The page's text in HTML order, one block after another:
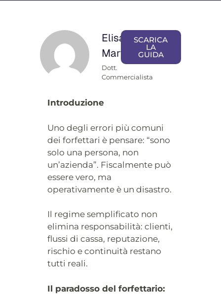
Elisa
Martufi
Dott.
Commercialista
SCARICA
LA
GUIDA
Introduzione
Uno degli errori più comuni
dei forfettari è pensare: “sono
solo una persona, non
un’azienda”. Fiscalmente può
essere vero, ma
operativamente è un disastro.
Il regime semplificato non
elimina responsabilità: clienti,
flussi di cassa, reputazione,
rischio e continuità restano
tutti reali.
Il paradosso del forfettario: